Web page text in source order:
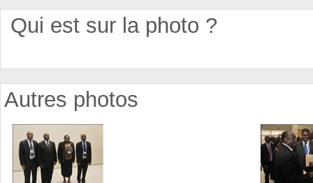
Qui est sur la photo ?
Autres photos